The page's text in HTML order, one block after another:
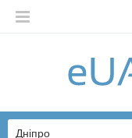
Українська
Дніпро